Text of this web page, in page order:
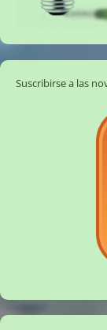
Suscribirse a las